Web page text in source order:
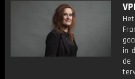
in
de